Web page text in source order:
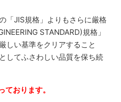
「JIS規格」よりもさらに厳格
STANDARD)規格」
しい基準をクリアすること
してふさわしい品質を保ち続
おります。